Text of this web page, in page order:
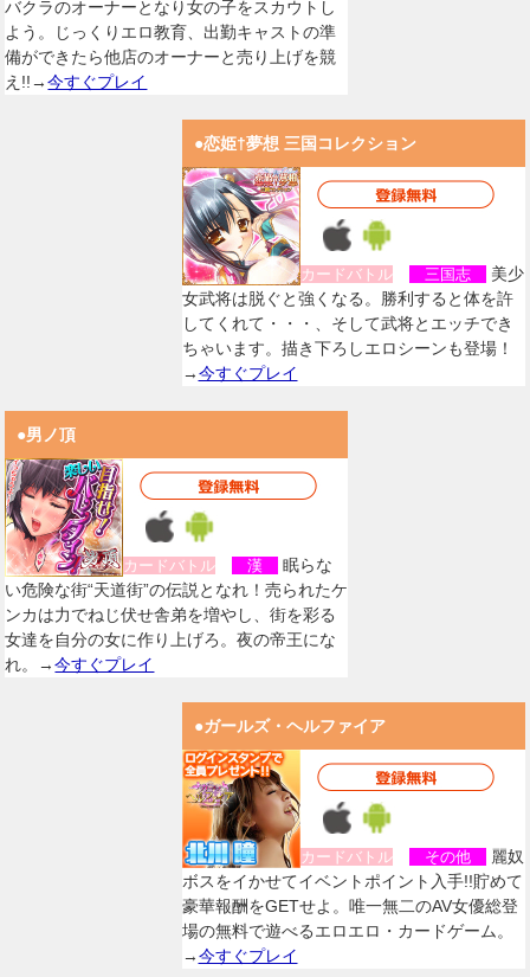
バクラのオーナーとなり女の子をスカウトし
よう。じっくりエロ教育、出勤キャストの準
備ができたら他店のオーナーと売り上げを競
え!!→今すぐプレイ
●恋姫†夢想 三国コレクション
カードバトル 三国志
美少
女武将は脱ぐと強くなる。勝利すると体を許
してくれて・・・、そして武将とエッチでき
ちゃいます。描き下ろしエロシーンも登場！
→今すぐプレイ
●男ノ頂
カードバトル 漢
眠らな
い危険な街“天道街”の伝説となれ！売られたケ
ンカは力でねじ伏せ舎弟を増やし、街を彩る
女達を自分の女に作り上げろ。夜の帝王にな
れ。→今すぐプレイ
●ガールズ・ヘルファイア
カードバトル その他
麗奴
ボスをイかせてイベントポイント入手!!貯めて
豪華報酬をGETせよ。唯一無二のAV女優総登
場の無料で遊べるエロエロ・カードゲーム。
→今すぐプレイ